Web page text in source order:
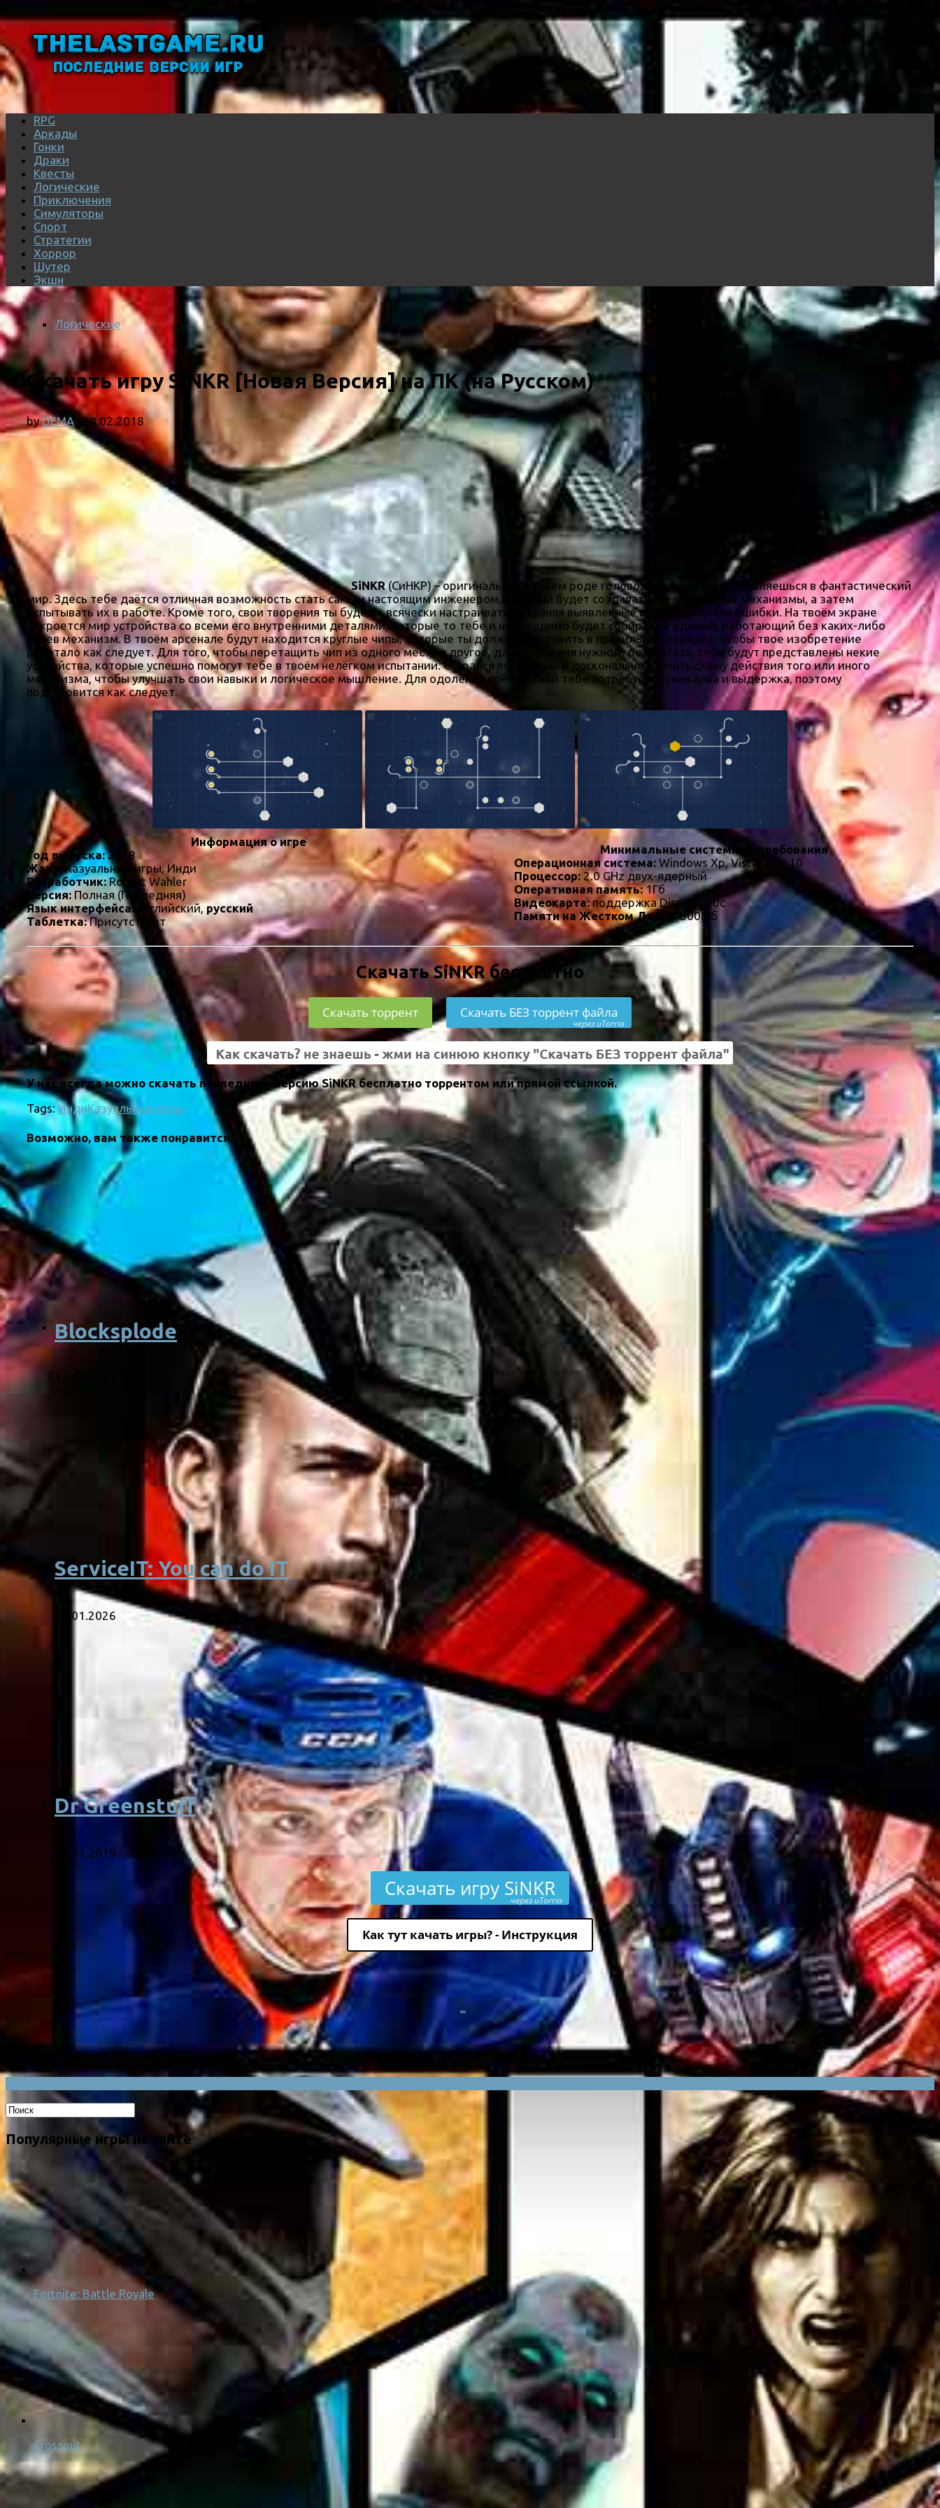
RPG
Аркады
Гонки
Драки
Квесты
Логические
Приключения
Симуляторы
Спорт
Стратегии
Хоррор
Шутер
Экшн
Логические
Скачать игру SiNKR [Новая Версия] на ПК (на Русском)
byDEMA ·28.02.2018
SiNKR(СиНКР) – оригинальная в своем роде головоломка, где ты отправляешься в фантастический
мир. Здесь тебе даётся отличная возможность стать самым настоящим инженером, который будет создавать всевозможные механизмы, а затем
испытывать их в работе. Кроме того, свои творения ты будешь всячески настраивать, устраняя выявленные в ходе действия ошибки. На твоём экране
откроется мир устройства со всеми его внутренними деталями, которые то тебе и необходимо будет собирать в единый, работающий без каких-либо
сбоев механизм. В твоём арсенале будут находится круглые чипы, которые ты должен расставить в правильном порядке, чтобы твое изобретение
работало как следует. Для того, чтобы перетащить чип из одного места в другое, для получения нужного результата, тебе будут представлены некие
устройства, которые успешно помогут тебе в твоём нелёгком испытании. Старайся полностью и досконально изучить схему действия того или иного
механизма, чтобы улучшать свои навыки и логическое мышление. Для одоления препятствий тебе потребуется смекалка и выдержка, поэтому
подготовится как следует.
Информация о игре
Год выпуска:2018
Жанр:
Казуальные игры, Инди
Разработчик:Robert Wahler
Версия:Полная (Последняя)
Язык интерфейса: английский, русский
Таблетка:Присутствует
Минимальные системные требования
Операционная система: Windows Xp, Vista, 7, 8, 10
Процессор: 2.0 GHz двух-ядерный
Оперативная память:1Гб
Видеокарта:поддержка DirectX 9.0c
Памяти на Жестком Диске:
500Мб
Скачать SiNKR бесплатно
Скачать торрент Скачать БЕЗ торрент файла
через uTorria
У нас всегда можно скачать последнюю версию SiNKR бесплатно торрентом или прямой ссылкой.
Tags: ИндиКазуальные игры
Возможно, вам также понравится:
Blocksplode
14.04.2021
ServiceIT: You can do IT
01.01.2026
Dr Greenstuff
01.01.2019
Скачать игру SiNKR
через uTorria
Как тут качать игры? - Инструкция
Популярные игры на сайте
Fortnite: Battle Royale
Crossout